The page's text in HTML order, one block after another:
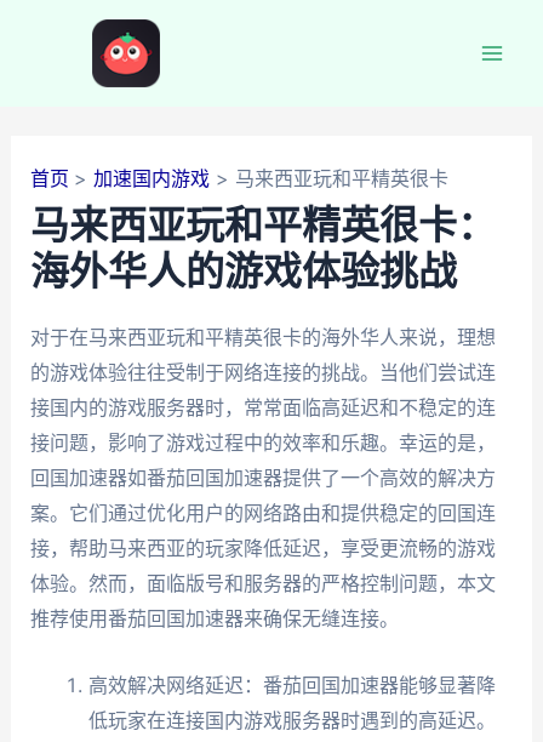
首页 加速国内游戏 马来西亚玩和平精英很卡
马来西亚玩和平精英很卡：
海外华人的游戏体验挑战
对于在马来西亚玩和平精英很卡的海外华人来说，理想
的游戏体验往往受制于网络连接的挑战。当他们尝试连
接国内的游戏服务器时，常常面临高延迟和不稳定的连
接问题，影响了游戏过程中的效率和乐趣。幸运的是，
回国加速器如番茄回国加速器提供了一个高效的解决方
案。它们通过优化用户的网络路由和提供稳定的回国连
接，帮助马来西亚的玩家降低延迟，享受更流畅的游戏
体验。然而，面临版号和服务器的严格控制问题，本文
推荐使用番茄回国加速器来确保无缝连接。
高效解决网络延迟：番茄回国加速器能够显著降
低玩家在连接国内游戏服务器时遇到的高延迟。